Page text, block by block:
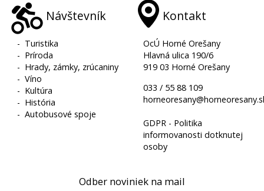
Návštevník
- Turistika
- Príroda
- Hrady, zámky, zrúcaniny
-Víno
- Kultúra
- História
-Autobusové spoje
Kontakt
OcÚ Horné Orešany
Hlavná ulica 190/6
919 03 Horné Orešany
033 / 55 88 109
GDPR - Politika
informovanosti dotknutej
osoby
Odber noviniek na mail